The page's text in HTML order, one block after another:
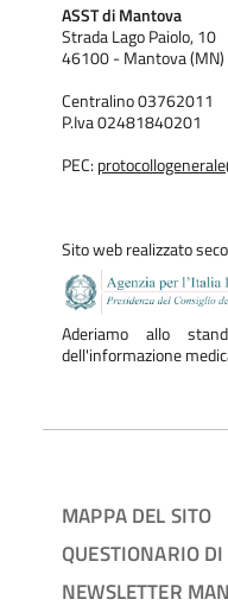
ASST di Mantova
Strada Lago Paiolo, 10
46100 - Mantova (MN)
Centralino 03762011
P.Iva 02481840201
PEC:
Sito web realizzato
Aderiamo allo
dell'informazione
MAPPA DEL SITO
QUESTIONARIO
NEWSLETTER